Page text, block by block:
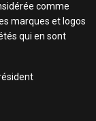
comme
marques et logos
qui en sont